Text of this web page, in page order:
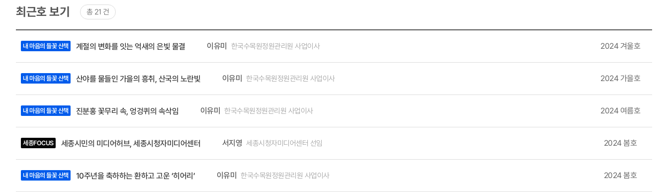
원에서는 매년 붓꽃 축제를 합니다. 이번 봄에도 우리나라의 사라져가는 희귀 종을 수집·보전하고 있는 정원을 소개하고, 국제 심포지엄도 열며, 『붓꽃의 인문
학, 붓꽃이 그려낸 시간』이란 귀한 책도 발간하였습니다. 전 세계 수십 종류의 아름다운 붓꽃 길을 걸으면서 기부도 실천하는 ‘꽃길만 걷자’라는 나눔 행사도
최근호 보기 총 21 건
목록
제목,
작성자
(소속
내 마음의 들꽃 산책 계절의 변화를 잇는 억새의 은빛 물결 이유미 한국수목원정원관리원 사업이사 2024 겨울호
내 마음의 들꽃 산책 산야를 물들인 가을의 흥취, 산국의 노란빛 이유미 한국수목원정원관리원 사업이사 2024 가을호
내 마음의 들꽃 산책 진분홍 꽃무리 속, 엉겅퀴의 속삭임 이유미 한국수목원정원관리원 사업이사 2024 여름호
세종FOCUS 세종시민의 미디어허브, 세종시청자미디어센터 서지영 세종시청자미디어센터 선임 2024 봄호
내 마음의 들꽃 산책 10주년을 축하하는 환하고 고운 ‘히어리’ 이유미 한국수목원정원관리원 사업이사 2024 봄호